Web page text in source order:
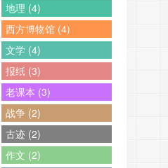
地理 (4)
西方博物馆 (4)
文学 (4)
报纸 (3)
老课本 (3)
战争 (2)
古迹 (2)
作文 (2)